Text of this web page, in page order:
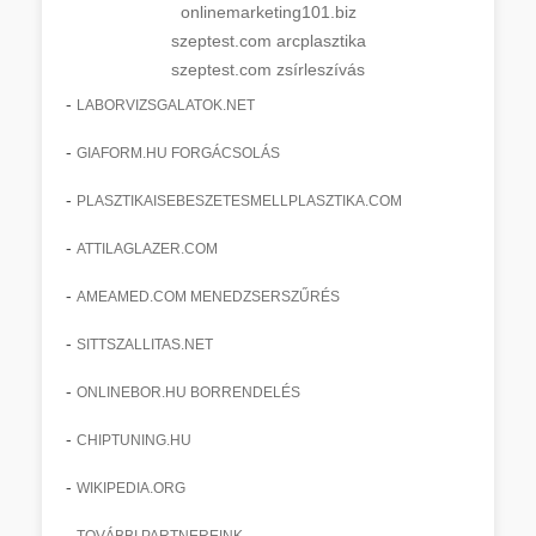
onlinemarketing101.biz
szeptest.com arcplasztika
szeptest.com zsírleszívás
- LABORVIZSGALATOK.NET
- GIAFORM.HU FORGÁCSOLÁS
- PLASZTIKAISEBESZETESMELLPLASZTIKA.COM
- ATTILAGLAZER.COM
- AMEAMED.COM MENEDZSERSZŰRÉS
- SITTSZALLITAS.NET
- ONLINEBOR.HU BORRENDELÉS
- CHIPTUNING.HU
- WIKIPEDIA.ORG